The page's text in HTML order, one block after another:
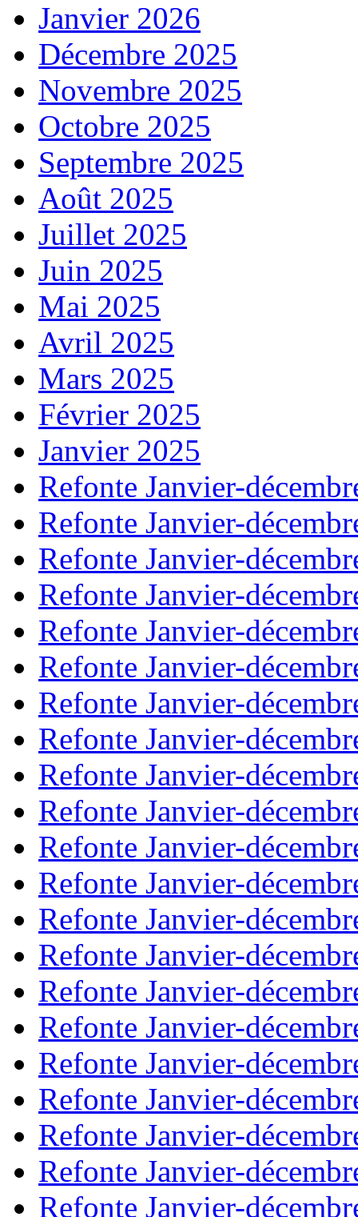
Janvier 2026
Décembre 2025
Novembre 2025
Octobre 2025
Septembre 2025
Août 2025
Juillet 2025
Juin 2025
Mai 2025
Avril 2025
Mars 2025
Février 2025
Janvier 2025
Refonte Janvier-
Refonte Janvier-
Refonte Janvier-
Refonte Janvier-
Refonte Janvier-
Refonte Janvier-
Refonte Janvier-
Refonte Janvier-
Refonte Janvier-
Refonte Janvier-
Refonte Janvier-
Refonte Janvier-
Refonte Janvier-
Refonte Janvier-
Refonte Janvier-
Refonte Janvier-
Refonte Janvier-
Refonte Janvier-
Refonte Janvier-
Refonte Janvier-
Refonte Janvier-